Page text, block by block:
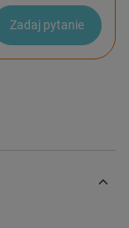
Zadaj pytanie